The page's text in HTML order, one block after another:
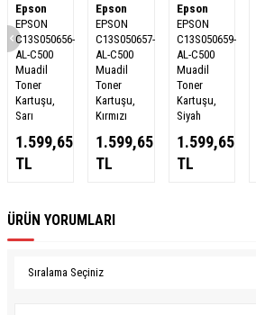
Epson
EPSON
C13S050656-
AL-C500
Muadil
Toner
Kartuşu,
Sarı
1.599,65
TL
Epson
EPSON
C13S050657-
AL-C500
Muadil
Toner
Kartuşu,
Kırmızı
1.599,65
TL
Epson
EPSON
C13S050659-
AL-C500
Muadil
Toner
Kartuşu,
Siyah
1.599,65
TL
ÜRÜN YORUMLARI